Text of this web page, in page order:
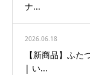
ナ...
2026.06.18
【新商品】ふ
| い...